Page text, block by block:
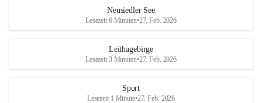
S
und den daraus folgenden wirtschaftlichen
Maßnahmen zur Bekämpfung
Rebe und der Amerikanischen
r
S
Neusiedler See
Lesezeit 6 Minuten•27. Feb. 2026
Leithagebirge
Lesezeit 3 Minuten•27. Feb. 2026
Sport
Lesezeit 1 Minute•27. Feb. 2026